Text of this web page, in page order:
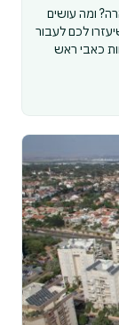
ומה עושים
לכם לעבור
כאבי ראש